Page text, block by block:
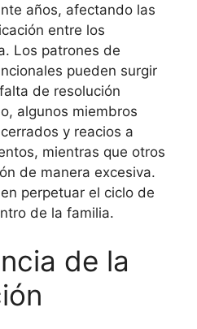
años, afectando las
entre los
Los patrones de
pueden surgir
de resolución
algunos miembros
y reacios a
mientras que otros
de manera excesiva.
perpetuar el ciclo de
de la familia.
de la